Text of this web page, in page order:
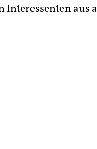
Interessenten aus